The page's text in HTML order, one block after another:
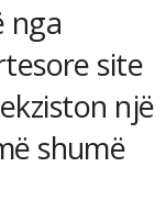
nga
site
një
shumë